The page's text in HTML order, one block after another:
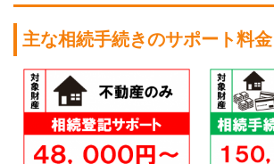
主な相続手続きのサポート料金